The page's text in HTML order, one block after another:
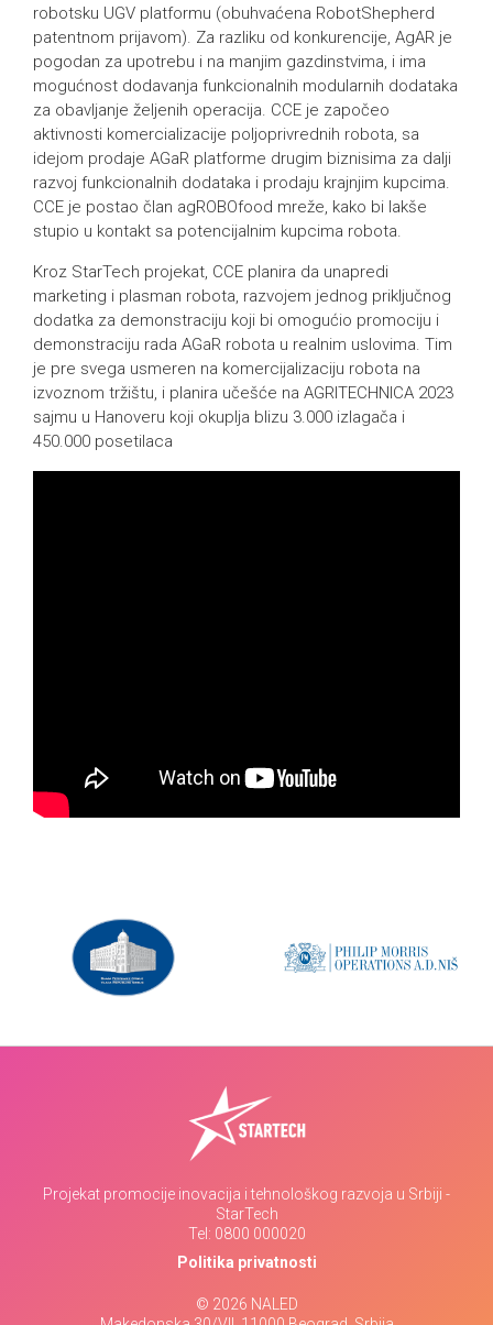
robotsku UGV platformu (obuhvaćena RobotShepherd
patentnom prijavom). Za razliku od konkurencije, AgAR je
pogodan za upotrebu i na manjim gazdinstvima, i ima
mogućnost dodavanja funkcionalnih modularnih dodataka
za obavljanje željenih operacija. CCE je započeo
aktivnosti komercializacije poljoprivrednih robota, sa
idejom prodaje AGaR platforme drugim biznisima za dalji
razvoj funkcionalnih dodataka i prodaju krajnjim kupcima.
CCE je postao član agROBOfood mreže, kako bi lakše
stupio u kontakt sa potencijalnim kupcima robota.
Kroz StarTech projekat, CCE planira da unapredi
marketing i plasman robota, razvojem jednog priključnog
dodatka za demonstraciju koji bi omogućio promociju i
demonstraciju rada AGaR robota u realnim uslovima. Tim
je pre svega usmeren na komercijalizaciju robota na
izvoznom tržištu, i planira učešće na AGRITECHNICA 2023
sajmu u Hanoveru koji okuplja blizu 3.000 izlagača i
450.000 posetilaca
Projekat promocije inovacija i tehnološkog razvoja u Srbiji -
StarTech
Tel: 0800 000020
Politika privatnosti
© 2026 NALED